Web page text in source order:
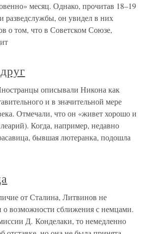
месяц. Однако, прочитав 18–19
разведслужбы, он увидел в них
о том, что в Советском Союзе,
описывали Никона как
и в значительной мере
Отмечали, что он «живет хорошо и
Когда, например, недавно
бывшая лютеранка, подошла
от Сталина, Литвинов не
о возможности сближения с немцами.
Д. Конделаки, то немедленно